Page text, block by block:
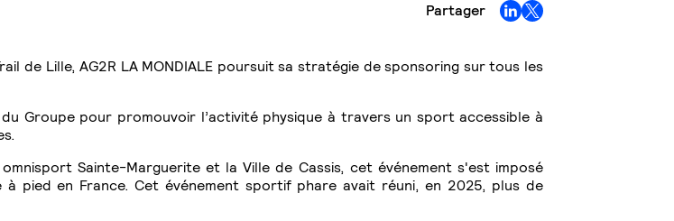
Partager
de Lille, AG2R LA MONDIALE poursuit sa stratégie de sponsoring sur tous les
Groupe pour promouvoir l’activité physique à travers un sport accessible à
Sainte-Marguerite et la Ville de Cassis, cet événement s'est imposé
pied en France. Cet événement sportif phare avait réuni, en 2025, plus de